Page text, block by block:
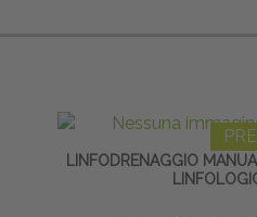
LINFODRENAGGIO